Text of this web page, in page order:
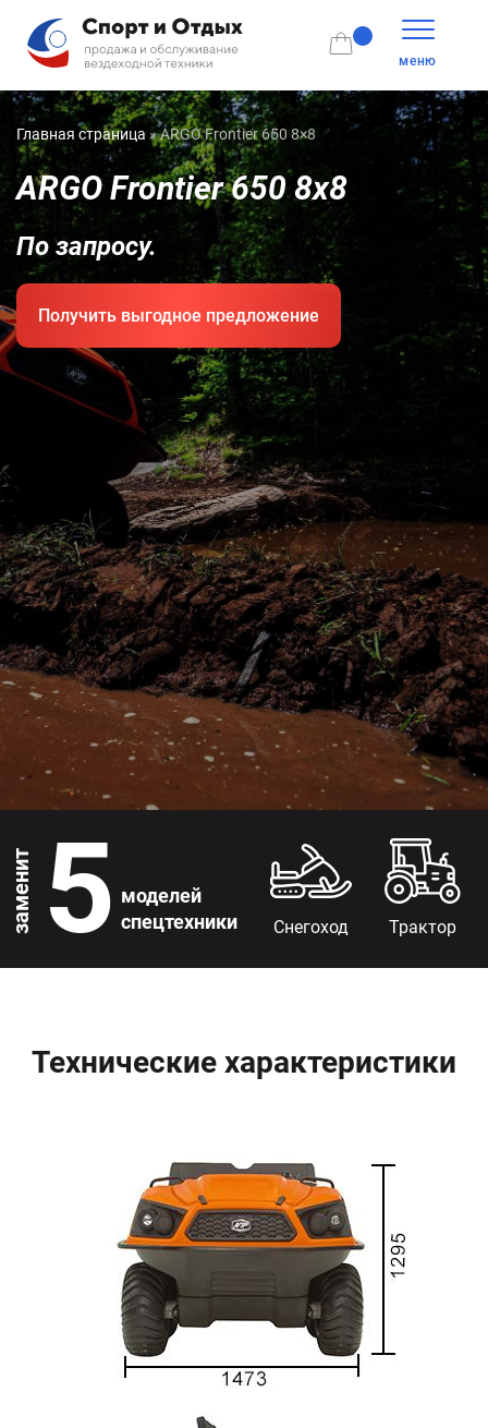
меню
Главная страница »ARGO Frontier 650 8×8
ARGO Frontier 650 8x8
По запросу.
Получить выгодное предложение
заменит 5 моделей
спецтехники
Снегоход Трактор
Технические характеристики